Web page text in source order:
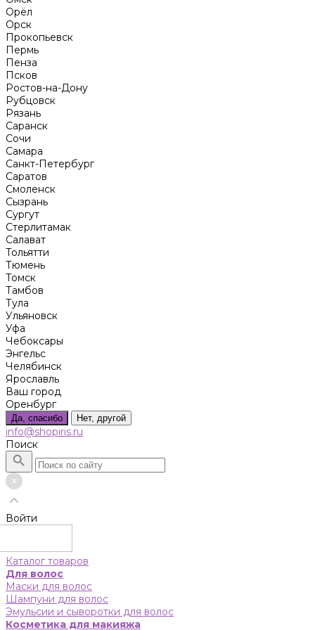
Орёл
Орск
Прокопьевск
Пермь
Пенза
Псков
Ростов-на-Дону
Рубцовск
Рязань
Саранск
Сочи
Самара
Санкт-Петербург
Саратов
Смоленск
Сызрань
Сургут
Стерлитамак
Салават
Тольятти
Тюмень
Томск
Тамбов
Тула
Ульяновск
Уфа
Чебоксары
Энгельс
Челябинск
Ярославль
Ваш город
Оренбург
Да, спасибо Нет, другой
info@shopiris.ru
Поиск
Войти
Каталог товаров
Для волос
Маски для волос
Шампуни для волос
Эмульсии и сыворотки для волос
Косметика для макияжа